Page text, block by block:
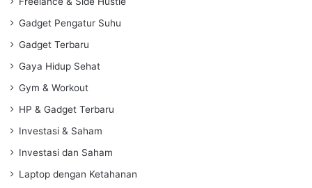
Gadget Pengatur Suhu
Gadget Terbaru
Gaya Hidup Sehat
Gym & Workout
HP & Gadget Terbaru
Investasi & Saham
Investasi dan Saham
Laptop dengan Ketahanan